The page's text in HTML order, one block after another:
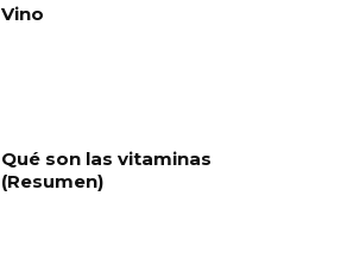
Vino
Qué son las vitaminas
(Resumen)